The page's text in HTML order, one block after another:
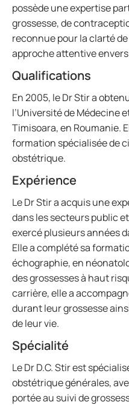
possède une expertise
grossesse, de
reconnue pour la clarté
approche attentive
Qualifications
En 2005, le Dr Stir a
l’Université de Médecine
Timisoara, en Roumanie.
formation spécialisée de
obstétrique.
Expérience
Le Dr Stir a acquis une
dans les secteurs public
exercé plusieurs années
Elle a complété sa
échographie, en
des grossesses à haut
carrière, elle a
durant leur grossesse
de leur vie.
Spécialité
Le Dr D.C. Stir est
obstétrique générales,
portée au suivi de